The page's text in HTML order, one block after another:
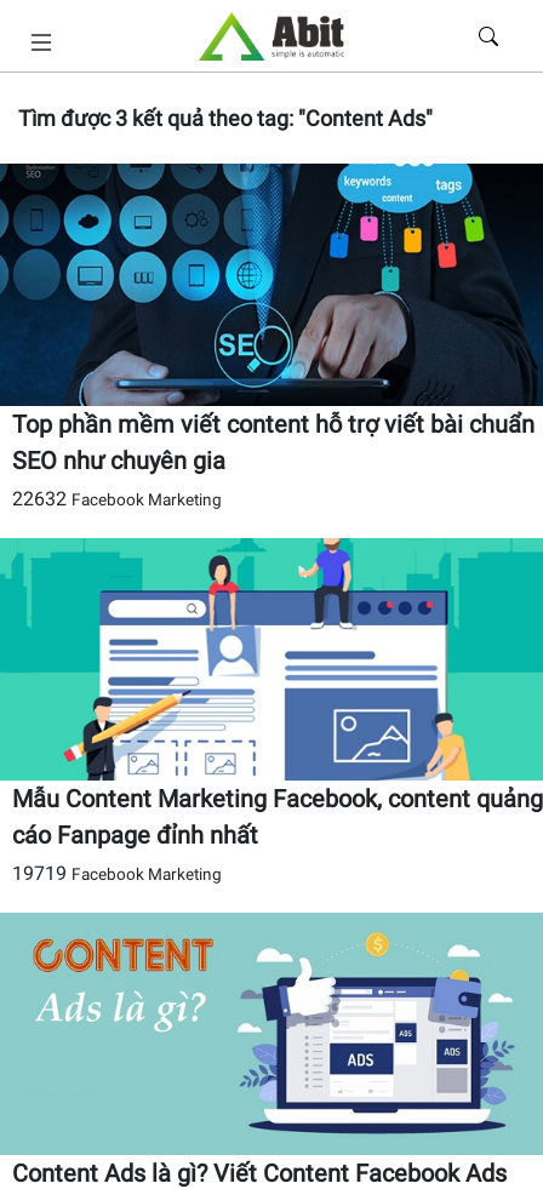
Tìm được3 kết quả theo tag: "Content Ads"
Top phần mềm viết content hỗ trợ viết bài chuẩn
SEO như chuyên gia
22632 Facebook Marketing
Mẫu Content Marketing Facebook, content quảng
cáo Fanpage đỉnh nhất
19719 Facebook Marketing
Content Ads là gì? Viết Content Facebook Ads